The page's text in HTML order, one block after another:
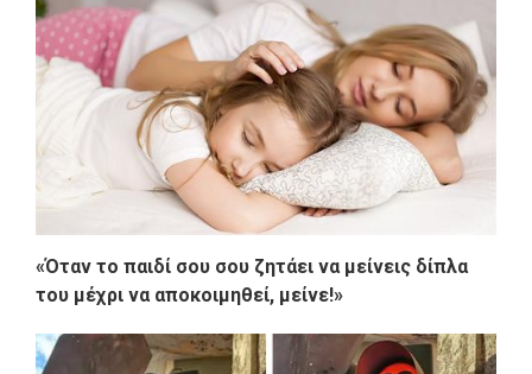
«Όταν το παιδί σου σου ζητάει να μείνεις δίπλα
του μέχρι να αποκοιμηθεί, μείνε!»